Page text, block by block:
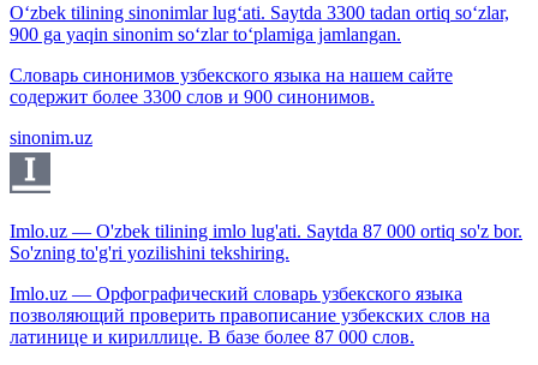
O‘zbek tilining sinonimlar lug‘ati. Saytda 3300 tadan ortiq so‘zlar,
900 ga yaqin sinonim so‘zlar to‘plamiga jamlangan.
Словарь синонимов узбекского языка на нашем сайте
содержит более 3300 слов и 900 синонимов.
sinonim.uz
Imlo.uz — O'zbek tilining imlo lug'ati. Saytda 87 000 ortiq so'z bor.
So'zning to'g'ri yozilishini tekshiring.
Imlo.uz — Орфографический словарь узбекского языка
позволяющий проверить правописание узбекских слов на
латинице и кириллице. В базе более 87 000 слов.